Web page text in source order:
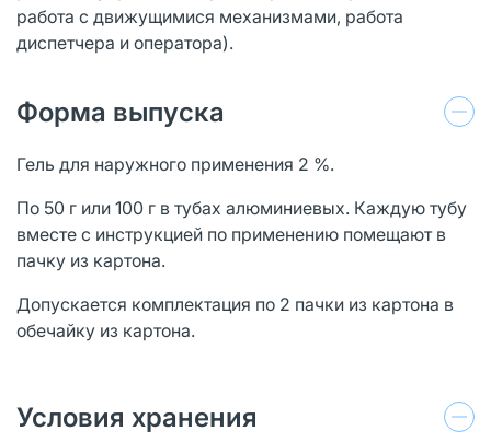
работа с движущимися механизмами, работа
диспетчера и оператора).
Форма выпуска
Гель для наружного применения 2 %.
По 50 г или 100 г в тубах алюминиевых. Каждую тубу
вместе с инструкцией по применению помещают в
пачку из картона.
Допускается комплектация по 2 пачки из картона в
обечайку из картона.
Условия хранения